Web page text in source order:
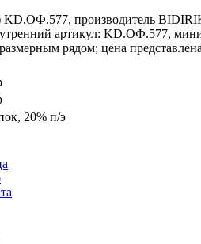
производитель
артикул: KD.ОФ.577,
рядом; цена
20% п/э